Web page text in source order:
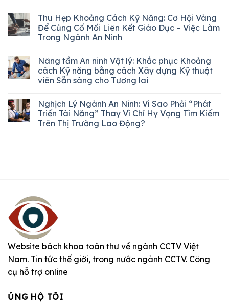
Thu Hẹp Khoảng Cách Kỹ Năng: Cơ Hội Vàng
Để Củng Cố Mối Liên Kết Giáo Dục – Việc Làm
Trong Ngành An Ninh
Nâng tầm An ninh Vật lý: Khắc phục Khoảng
cách Kỹ năng bằng cách Xây dựng Kỹ thuật
viên Sẵn sàng cho Tương lai
Nghịch Lý Ngành An Ninh: Vì Sao Phải “Phát
Triển Tài Năng” Thay Vì Chỉ Hy Vọng Tìm Kiếm
Trên Thị Trường Lao Động?
Website bách khoa toàn thư về ngành CCTV Việt
Nam. Tin tức thế giới, trong nước ngành CCTV. Công
cụ hỗ trợ online
ỦNG HỘ TÔI